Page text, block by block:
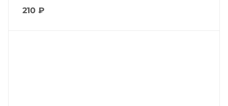
210 ₽